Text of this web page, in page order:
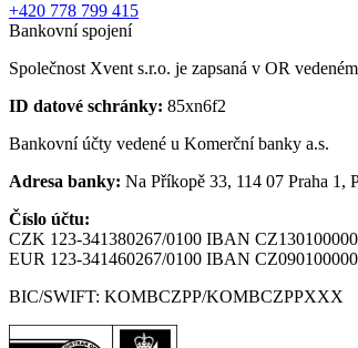
+420 778 799 415
Bankovní spojení
Společnost Xvent s.r.o. je zapsaná v OR
ID datové schránky: 85xn6f2
Bankovní účty vedené u Komerční banky a.s.
Adresa banky: Na Příkopě 33, 114 07 Praha 1,
Číslo účtu:
CZK 123-341380267/0100 IBAN
EUR 123-341460267/0100 IBAN
BIC/SWIFT: KOMBCZPP/KOMBCZPPXXX